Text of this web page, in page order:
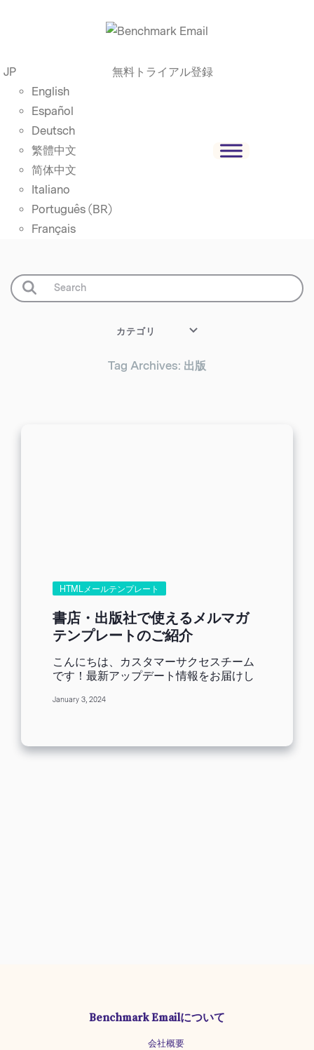
JP
English
Español
Deutsch
繁體中文
简体中文
Italiano
Português (BR)
Français
無料トライアル登録
カテゴリ
Tag Archives: 出版
HTMLメールテンプレート
書店・出版社で使えるメルマガ
テンプレートのご紹介
こんにちは、カスタマーサクセスチーム
です！最新アップデート情報をお届けし
Benchmark Emailの日本語メルマガテン
のメルマガを配信するのにお使いいただ
書籍の数は、コピーボタンで簡単に増や
すことができます。 このテンプレートに
は「メディアで紹介された本」など、書
January 3, 2024
Benchmark Emailについて
会社概要